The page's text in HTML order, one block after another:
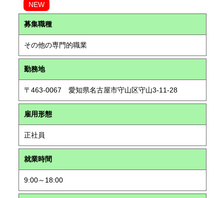
NEW
募集職種
その他の専門的職業
勤務地
〒463-0067 愛知県名古屋市守山区守山3-11-28
雇用形態
正社員
就業時間
9:00～18:00